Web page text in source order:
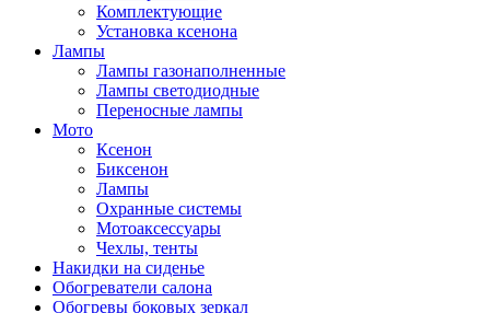
Комплектующие
Установка ксенона
Лампы
Лампы газонаполненные
Лампы светодиодные
Переносные лампы
Мото
Ксенон
Биксенон
Лампы
Охранные системы
Мотоаксессуары
Чехлы, тенты
Накидки на сиденье
Обогреватели салона
Обогревы боковых зеркал